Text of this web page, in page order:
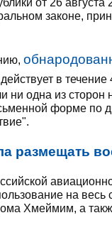
от 26
законе,
в
одна из сторон
форме по
размещать
на весь
Хмеймим, а